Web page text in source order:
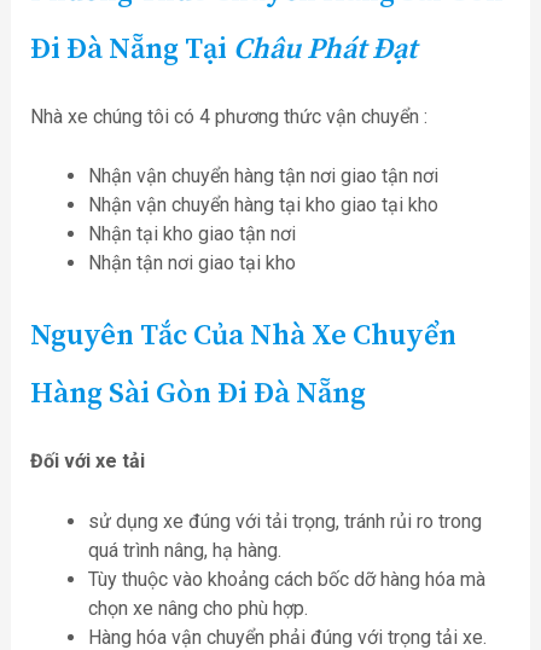
Đi Đà Nẵng Tại Châu Phát Đạt
Nhà xe chúng tôi có 4 phương thức vận chuyển :
Nhận vận chuyển hàng tận nơi giao tận nơi
Nhận vận chuyển hàng tại kho giao tại kho
Nhận tại kho giao tận nơi
Nhận tận nơi giao tại kho
Nguyên Tắc Của Nhà Xe Chuyển
Hàng Sài Gòn Đi Đà Nẵng
Đối với xe tải
sử dụng xe đúng với tải trọng, tránh rủi ro trong
quá trình nâng, hạ hàng.
Tùy thuộc vào khoảng cách bốc dỡ hàng hóa mà
chọn xe nâng cho phù hợp.
Hàng hóa vận chuyển phải đúng với trọng tải xe.